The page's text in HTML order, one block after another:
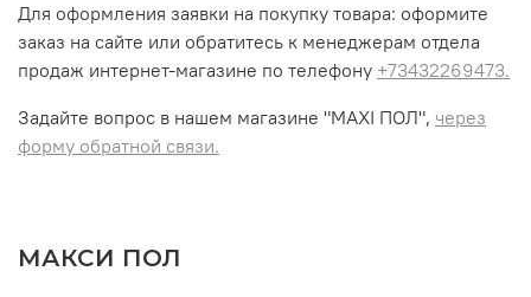
Для оформления заявки на покупку товара: оформите
заказ на сайте или обратитесь к менеджерам отдела
продаж интернет-магазине по телефону +73432269473.
Задайте вопрос в нашем магазине "MAXI ПОЛ", через
форму обратной связи.
МАКСИ ПОЛ